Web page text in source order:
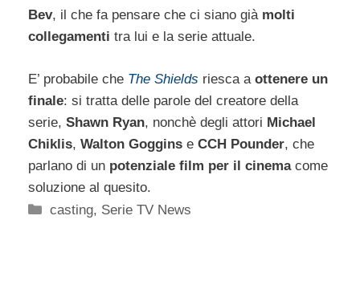
Bev, il che fa pensare che ci siano giàmolti
collegamenti tra lui e la serie attuale.
E’ probabile che The Shields riesca a ottenere un
finale: si tratta delle parole del creatore della
serie, Shawn Ryan, nonchè degli attori Michael
Chiklis, Walton Goggins e CCH Pounder, che
parlano di un potenziale film per il cinema come
soluzione al quesito.
Categorie
casting, Serie TV News